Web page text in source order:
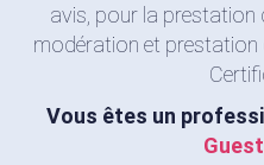
avis, pour la prestation
modération et prestation
Vous êtes un